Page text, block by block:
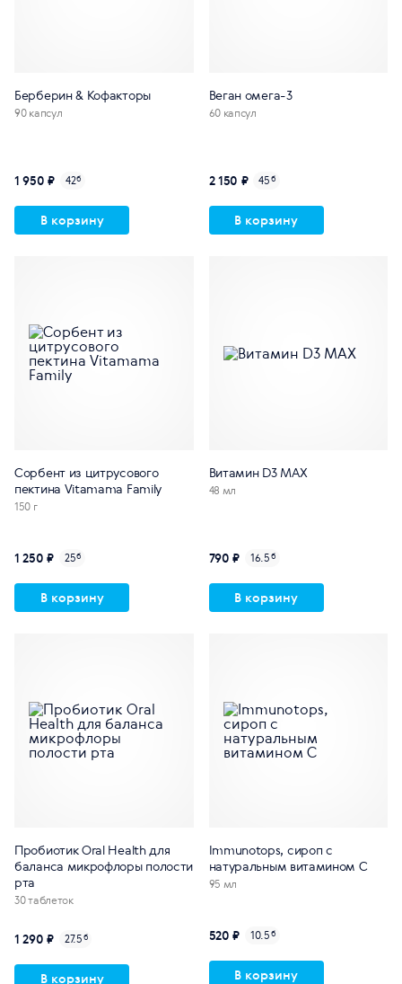
Берберин & Кофакторы
90 капсул
1 950 ₽ 42б
В корзину
Веган омега-3
60 капсул
2 150 ₽ 45б
В корзину
Сорбент из цитрусового
пектина Vitamama Family
150 г
1 250 ₽ 25б
В корзину
Витамин D3 MAX
48 мл
790 ₽ 16.5б
В корзину
Пробиотик Oral Health для
баланса микрофлоры полости
рта
30 таблеток
1 290 ₽ 27.5б
В корзину
Immunotops, сироп с
натуральным витамином С
95 мл
520 ₽ 10.5б
В корзину